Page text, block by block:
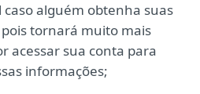
alguém obtenha suas
tornará muito mais
acessar sua conta para
informações;